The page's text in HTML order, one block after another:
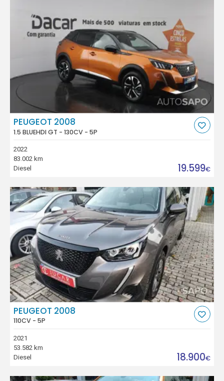
PEUGEOT 2008
1.5 BLUEHDI GT - 130CV - 5P
2022
83.002 km
Diesel
19.599€
PEUGEOT 2008
110CV - 5P
2021
53.582 km
Diesel
18.900€